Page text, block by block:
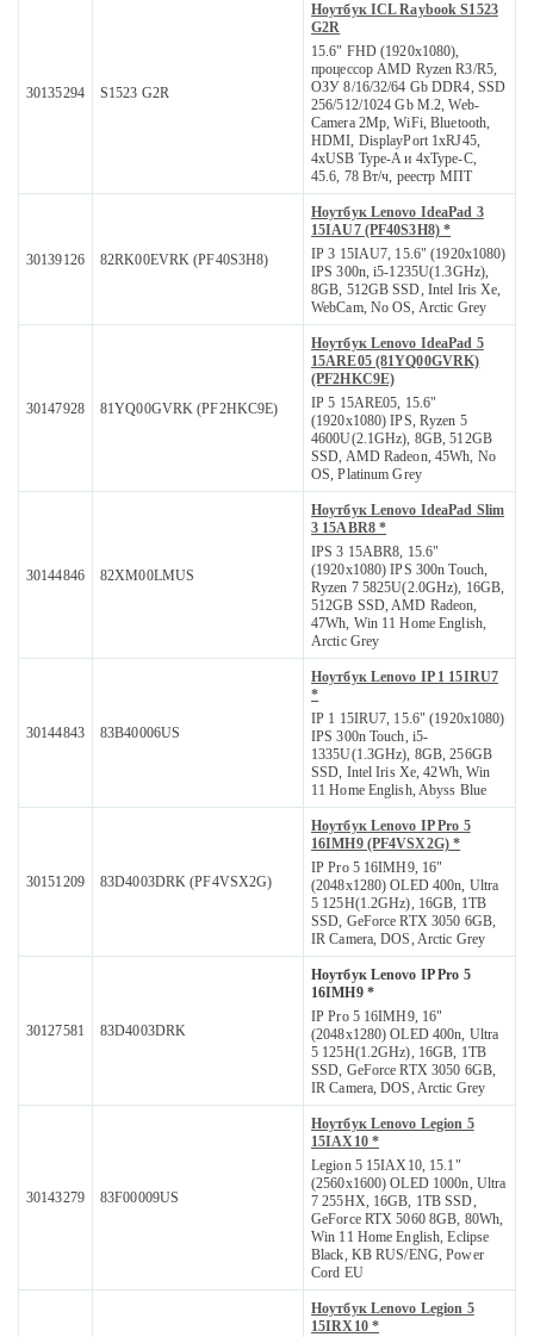
30135294 S1523 G2R
Ноутбук ICL Raybook S1523
G2R
15.6" FHD (1920x1080),
процессор AMD Ryzen R3/R5,
ОЗУ 8/16/32/64 Gb DDR4, SSD
256/512/1024 Gb M.2, Web-
Camera 2Mp, WiFi, Bluetooth,
HDMI, DisplayPort 1xRJ45,
4xUSB Type-A и 4xType-C,
45.6, 78 Вт/ч, реестр МПТ
30139126 82RK00EVRK (PF40S3H8)
Ноутбук Lenovo IdeaPad 3
15IAU7 (PF40S3H8) *
IP 3 15IAU7, 15.6" (1920x1080)
IPS 300n, i5-1235U(1.3GHz),
8GB, 512GB SSD, Intel Iris Xe,
WebCam, No OS, Arctic Grey
30147928 81YQ00GVRK (PF2HKC9E)
Ноутбук Lenovo IdeaPad 5
15ARE05 (81YQ00GVRK)
(PF2HKC9E)
IP 5 15ARE05, 15.6"
(1920x1080) IPS, Ryzen 5
4600U(2.1GHz), 8GB, 512GB
SSD, AMD Radeon, 45Wh, No
OS, Platinum Grey
30144846 82XM00LMUS
Ноутбук Lenovo IdeaPad Slim
3 15ABR8 *
IPS 3 15ABR8, 15.6"
(1920x1080) IPS 300n Touch,
Ryzen 7 5825U(2.0GHz), 16GB,
512GB SSD, AMD Radeon,
47Wh, Win 11 Home English,
Arctic Grey
30144843 83B40006US
Ноутбук Lenovo IP 1 15IRU7
*
IP 1 15IRU7, 15.6" (1920x1080)
IPS 300n Touch, i5-
1335U(1.3GHz), 8GB, 256GB
SSD, Intel Iris Xe, 42Wh, Win
11 Home English, Abyss Blue
30151209 83D4003DRK (PF4VSX2G)
Ноутбук Lenovo IP Pro 5
16IMH9 (PF4VSX2G) *
IP Pro 5 16IMH9, 16"
(2048x1280) OLED 400n, Ultra
5 125H(1.2GHz), 16GB, 1TB
SSD, GeForce RTX 3050 6GB,
IR Camera, DOS, Arctic Grey
30127581 83D4003DRK
Ноутбук Lenovo IP Pro 5
16IMH9 *
IP Pro 5 16IMH9, 16"
(2048x1280) OLED 400n, Ultra
5 125H(1.2GHz), 16GB, 1TB
SSD, GeForce RTX 3050 6GB,
IR Camera, DOS, Arctic Grey
30143279 83F00009US
Ноутбук Lenovo Legion 5
15IAX10 *
Legion 5 15IAX10, 15.1"
(2560x1600) OLED 1000n, Ultra
7 255HX, 16GB, 1TB SSD,
GeForce RTX 5060 8GB, 80Wh,
Win 11 Home English, Eclipse
Black, KB RUS/ENG, Power
Cord EU
Ноутбук Lenovo Legion 5
15IRX10 *